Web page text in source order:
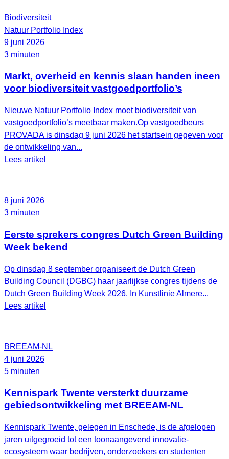
Biodiversiteit
Natuur Portfolio Index
9 juni 2026
3 minuten
Markt, overheid en kennis slaan handen ineen
voor biodiversiteit vastgoedportfolio’s
Nieuwe Natuur Portfolio Index moet biodiversiteit van
vastgoedportfolio’s meetbaar maken.Op vastgoedbeurs
PROVADA is dinsdag 9 juni 2026 het startsein gegeven voor
de ontwikkeling van...
Lees artikel
8 juni 2026
3 minuten
Eerste sprekers congres Dutch Green Building
Week bekend
Op dinsdag 8 september organiseert de Dutch Green
Building Council (DGBC) haar jaarlijkse congres tijdens de
Dutch Green Building Week 2026. In Kunstlinie Almere...
Lees artikel
BREEAM-NL
4 juni 2026
5 minuten
Kennispark Twente versterkt duurzame
gebiedsontwikkeling met BREEAM‑NL
Kennispark Twente, gelegen in Enschede, is de afgelopen
jaren uitgegroeid tot een toonaangevend innovatie-
ecosysteem waar bedrijven, onderzoekers en studenten